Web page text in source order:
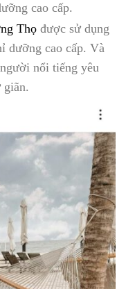
cao cấp.
Thọ được sử dụng
dưỡng cao cấp. Và
nổi tiếng yêu